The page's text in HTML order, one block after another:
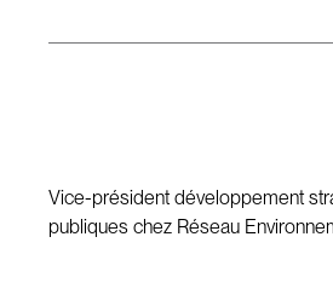
Vice-président développement
publiques chez Réseau